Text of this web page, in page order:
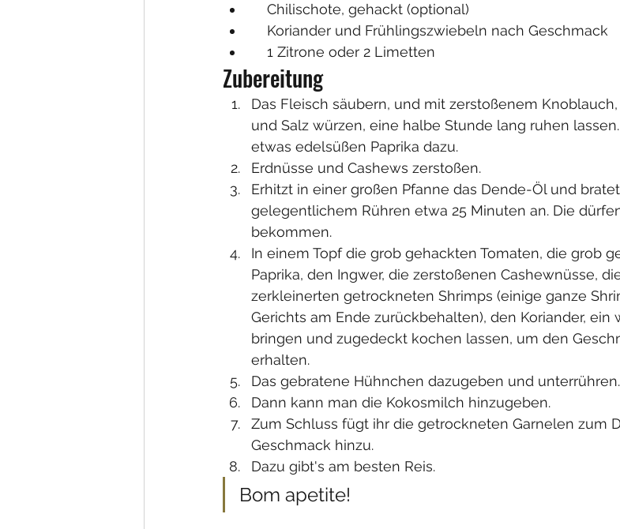
    Chilischote, gehackt (optional)
    Koriander und Frühlingszwiebeln nach Geschmack
    1 Zitrone oder 2 Limetten
Zubereitung
Das Fleisch säubern, und mit zerstoßenem
und Salz würzen, eine halbe Stunde lang ruhen
etwas edelsüßen Paprika dazu.
Erdnüsse und Cashews zerstoßen.
Erhitzt in einer großen Pfanne das Dende-Öl und
gelegentlichem Rühren etwa 25 Minuten an. Die
bekommen.
In einem Topf die grob gehackten Tomaten, die grob
Paprika, den Ingwer, die zerstoßenen Cashewnüsse,
zerkleinerten getrockneten Shrimps (einige ganze
Gerichts am Ende zurückbehalten), den Koriander, ein
bringen und zugedeckt kochen lassen, um den
erhalten.
Das gebratene Hühnchen dazugeben und unterrühren.
Dann kann man die Kokosmilch hinzugeben.
Zum Schluss fügt ihr die getrockneten Garnelen zum
Geschmack hinzu.
Dazu gibt's am besten Reis.
Bom apetite!